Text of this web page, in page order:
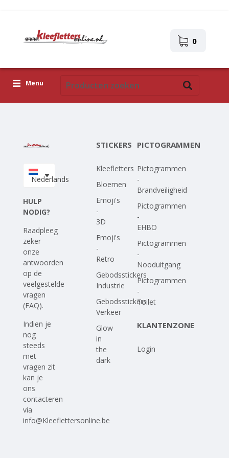
0
Menu
Upload je eigen ontwerp
Nederlands
HULP
NODIG?
Raadpleeg
zeker
onze
antwoorden
op de
veelgestelde
vragen
(FAQ).
Indien je
nog
steeds
met
vragen zit
kan je
ons
contacteren
via
info@Kleeflettersonline.be
STICKERS
Kleefletters
Bloemen
Emoji's
-
3D
Emoji's
-
Retro
Gebodsstickers
Industrie
Gebodsstickers
Verkeer
Glow
in
the
dark
PICTOGRAMMEN
Pictogrammen
-
Brandveiligheid
Pictogrammen
-
EHBO
Pictogrammen
-
Nooduitgang
Pictogrammen
-
Toilet
KLANTENZONE
Login